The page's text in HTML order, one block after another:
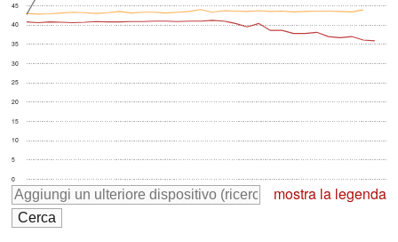
0
5
10
15
20
25
30
35
40
45
mostra la legenda